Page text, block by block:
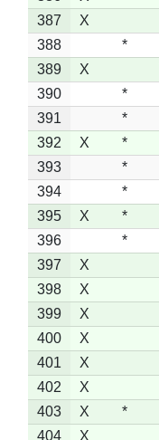
387
X
388
*
389
X
390
*
391
*
392
X *
393
*
394
*
395
X *
396
*
397
X
398
X
399
X
400
X
401
X
402
X
403
X *
404
X